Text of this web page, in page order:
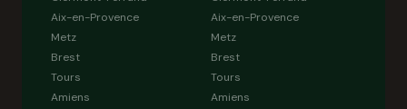
Aix-en-Provence
Metz
Brest
Tours
Amiens
Aix-en-Provence
Metz
Brest
Tours
Amiens